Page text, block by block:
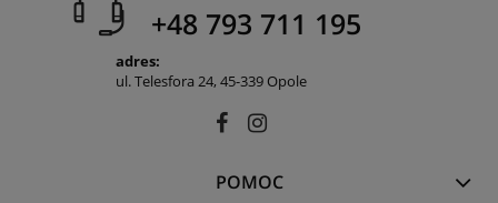
+48 793 711 195
adres:
ul. Telesfora 24, 45-339 Opole
POMOC